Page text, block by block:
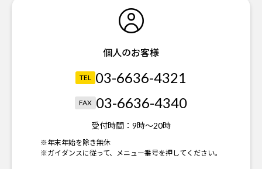
個人のお客様
TEL 03-6636-4321
FAX 03-6636-4340
受付時間： 9時～20時
※年末年始を除き無休
※ガイダンスに従って、メニュー番号を押してください。